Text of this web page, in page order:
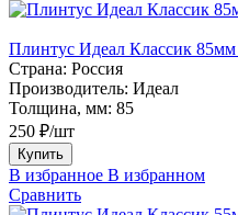
Плинтус Идеал Классик
Страна: Россия
Производитель: Идеал
Толщина, мм: 85
250 ₽/шт
Купить
В избранное В избранном
Сравнить